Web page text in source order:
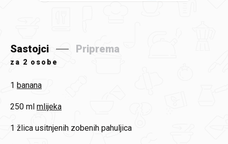
Sastojci Priprema
za 2 osobe
1 banana
250 ml mlijeka
1 žlica usitnjenih zobenih pahuljica